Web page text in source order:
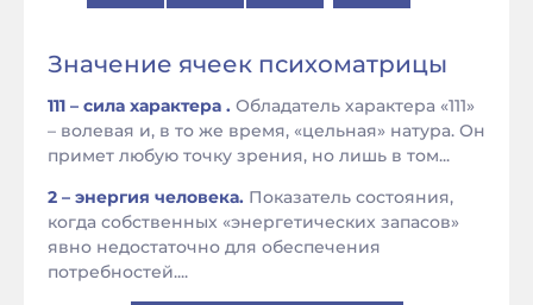
Значение ячеек психоматрицы
111 – сила характера . Обладатель характера «111»
– волевая и, в то же время, «цельная» натура. Он
примет любую точку зрения, но лишь в том...
2 – энергия человека. Показатель состояния,
когда собственных «энергетических запасов»
явно недостаточно для обеспечения
потребностей....